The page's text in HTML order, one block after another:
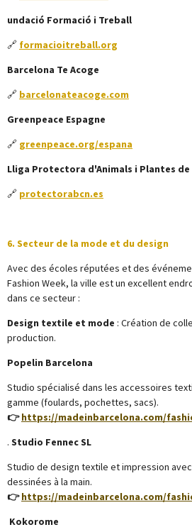
undació Formació i Treball
🔗 formacioitreball.org
Barcelona Te Acoge
🔗 barcelonateacoge.com
Greenpeace Espagne
🔗 greenpeace.org/espana
Lliga Protectora d'Animals i Plantes de
🔗 protectorabcn.es
6. Secteur de la mode et du design
Avec des écoles réputées et des
Fashion Week, la ville est un excellent
dans ce secteur :
Design textile et mode : Création de
production.
Popelin Barcelona
Studio spécialisé dans les accessoires
gamme (foulards, pochettes, sacs).
👉https://madeinbarcelona.com/
. Studio Fennec SL
Studio de design textile et impression
dessinées à la main.
👉https://madeinbarcelona.com/
Kokorome